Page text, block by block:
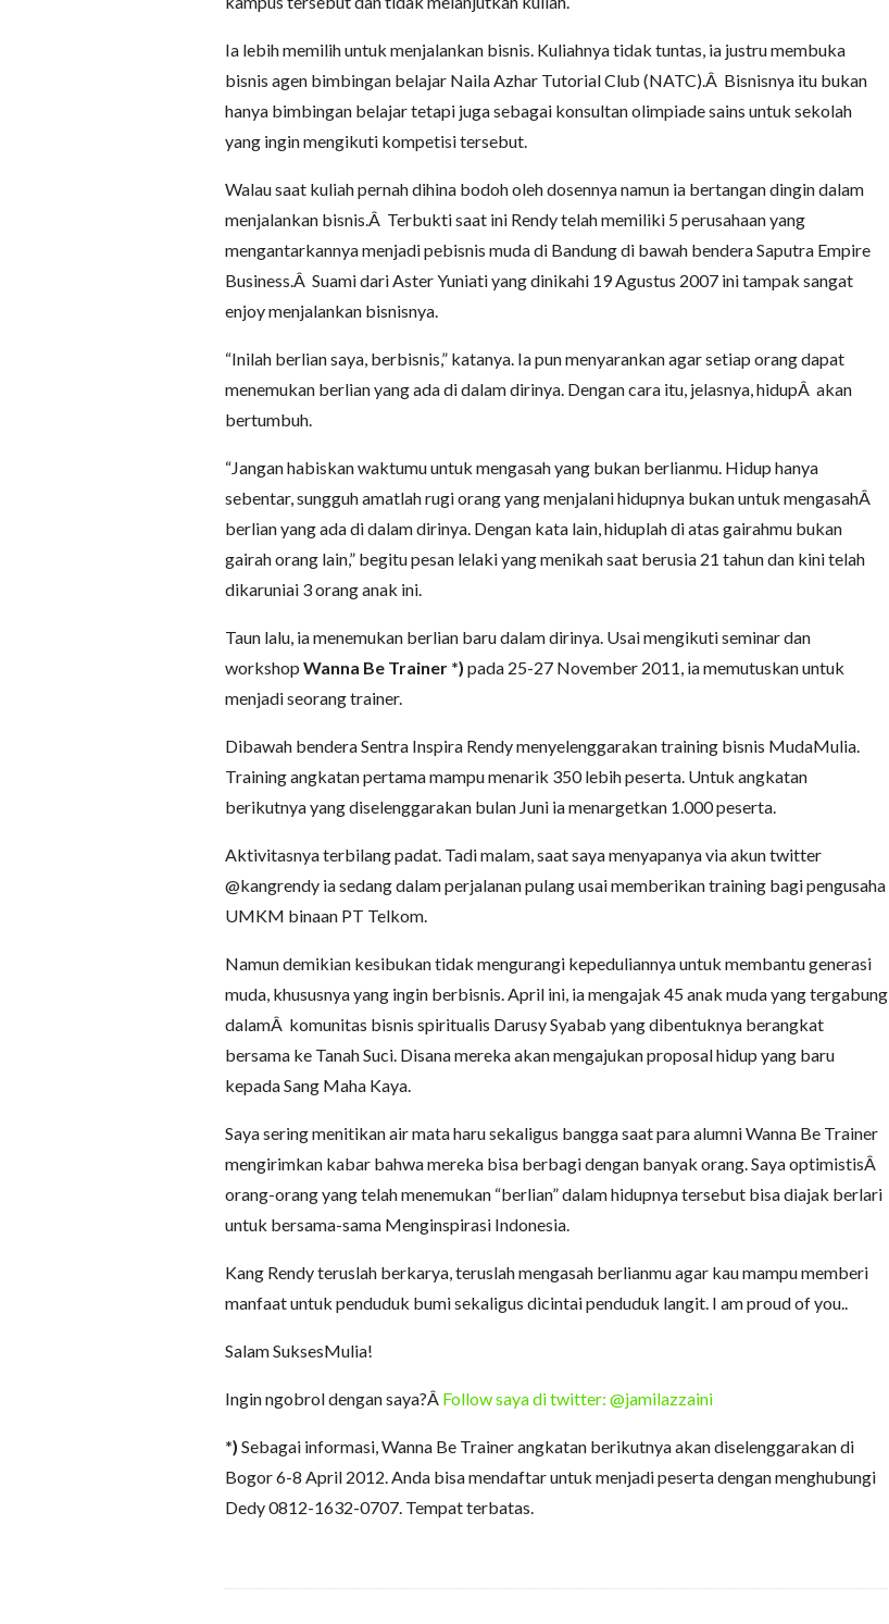
Ia lebih memilih untuk menjalankan bisnis. Kuliahnya tidak tuntas, ia justru membuka
bisnis agen bimbingan belajar Naila Azhar Tutorial Club (NATC).Â Bisnisnya itu bukan
hanya bimbingan belajar tetapi juga sebagai konsultan olimpiade sains untuk sekolah
yang ingin mengikuti kompetisi tersebut.
Walau saat kuliah pernah dihina bodoh oleh dosennya namun ia bertangan dingin dalam
menjalankan bisnis.Â Terbukti saat ini Rendy telah memiliki 5 perusahaan yang
mengantarkannya menjadi pebisnis muda di Bandung di bawah bendera Saputra Empire
Business.Â Suami dari Aster Yuniati yang dinikahi 19 Agustus 2007 ini tampak sangat
enjoy menjalankan bisnisnya.
“Inilah berlian saya, berbisnis,” katanya. Ia pun menyarankan agar setiap orang dapat
menemukan berlian yang ada di dalam dirinya. Dengan cara itu, jelasnya, hidupÂ akan
bertumbuh.
“Jangan habiskan waktumu untuk mengasah yang bukan berlianmu. Hidup hanya
sebentar, sungguh amatlah rugi orang yang menjalani hidupnya bukan untuk mengasahÂ
berlian yang ada di dalam dirinya. Dengan kata lain, hiduplah di atas gairahmu bukan
gairah orang lain,” begitu pesan lelaki yang menikah saat berusia 21 tahun dan kini telah
dikaruniai 3 orang anak ini.
Taun lalu, ia menemukan berlian baru dalam dirinya. Usai mengikuti seminar dan
workshop Wanna Be Trainer *) pada 25-27 November 2011, ia memutuskan untuk
menjadi seorang trainer.
Dibawah bendera Sentra Inspira Rendy menyelenggarakan training bisnis MudaMulia.
Training angkatan pertama mampu menarik 350 lebih peserta. Untuk angkatan
berikutnya yang diselenggarakan bulan Juni ia menargetkan 1.000 peserta.
Aktivitasnya terbilang padat. Tadi malam, saat saya menyapanya via akun twitter
@kangrendy ia sedang dalam perjalanan pulang usai memberikan training bagi pengusaha
UMKM binaan PT Telkom.
Namun demikian kesibukan tidak mengurangi kepeduliannya untuk membantu generasi
muda, khususnya yang ingin berbisnis. April ini, ia mengajak 45 anak muda yang tergabung
dalamÂ komunitas bisnis spiritualis Darusy Syabab yang dibentuknya berangkat
bersama ke Tanah Suci. Disana mereka akan mengajukan proposal hidup yang baru
kepada Sang Maha Kaya.
Saya sering menitikan air mata haru sekaligus bangga saat para alumni Wanna Be Trainer
mengirimkan kabar bahwa mereka bisa berbagi dengan banyak orang. Saya optimistisÂ
orang-orang yang telah menemukan “berlian” dalam hidupnya tersebut bisa diajak berlari
untuk bersama-sama Menginspirasi Indonesia.
Kang Rendy teruslah berkarya, teruslah mengasah berlianmu agar kau mampu memberi
manfaat untuk penduduk bumi sekaligus dicintai penduduk langit. I am proud of you..
Salam SuksesMulia!
Ingin ngobrol dengan saya?Â Follow saya di twitter: @jamilazzaini
*) Sebagai informasi, Wanna Be Trainer angkatan berikutnya akan diselenggarakan di
Bogor 6-8 April 2012. Anda bisa mendaftar untuk menjadi peserta dengan menghubungi
Dedy 0812-1632-0707. Tempat terbatas.